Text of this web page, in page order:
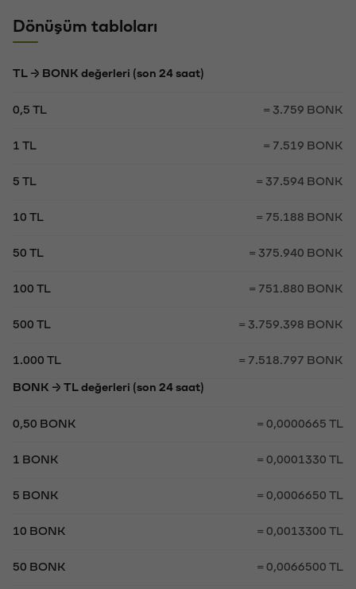
Dönüşüm tabloları
TL → BONK değerleri (son 24 saat)
0,5 TL = 3.759 BONK
1 TL = 7.519 BONK
5 TL = 37.594 BONK
10 TL = 75.188 BONK
50 TL = 375.940 BONK
100 TL = 751.880 BONK
500 TL = 3.759.398 BONK
1.000 TL = 7.518.797 BONK
BONK → TL değerleri (son 24 saat)
0,50 BONK = 0,0000665 TL
1 BONK = 0,0001330 TL
5 BONK = 0,0006650 TL
10 BONK = 0,0013300 TL
50 BONK = 0,0066500 TL